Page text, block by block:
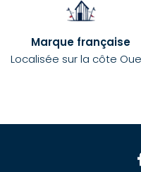
Marque française
Localisée sur la côte